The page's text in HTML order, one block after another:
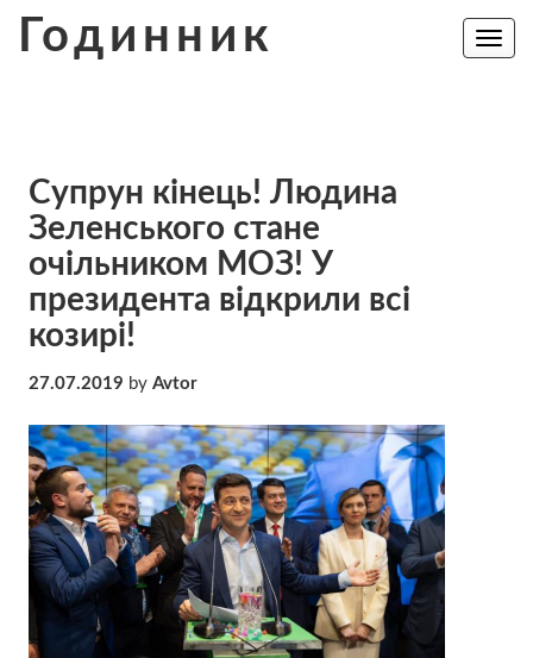
Годинник
Toggle
Супрун кінець! Людина
Зеленського стане
очільником МОЗ! У
президента відкрили всі
козирі!
27.07.2019 by Avtor